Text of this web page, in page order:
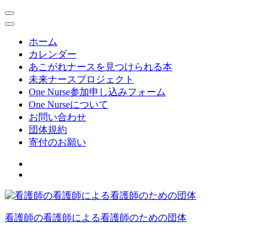
ホーム
カレンダー
あこがれナースを見つけられる本
未来ナースプロジェクト
One Nurse参加申し込みフォーム
One Nurseについて
お問い合わせ
団体規約
寄付のお願い
テ
ン
ツ
看護師の看護師による看護師のための団体